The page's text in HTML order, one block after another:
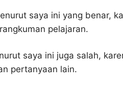
saya ini yang benar,
pelajaran.
saya ini juga salah,
pertanyaan lain.